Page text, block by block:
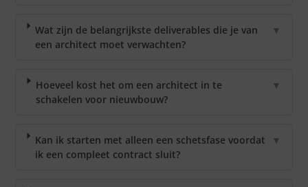
Wat zijn de belangrijkste deliverables die je van
een architect moet verwachten?
▼
Hoeveel kost het om een architect in te
schakelen voor nieuwbouw?
▼
Kan ik starten met alleen een schetsfase voordat
ik een compleet contract sluit?
▼